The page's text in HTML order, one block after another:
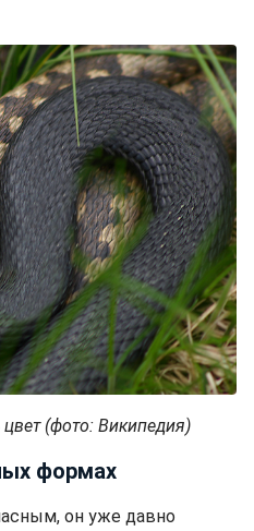
(фото: Википедия)
формах
он уже давно